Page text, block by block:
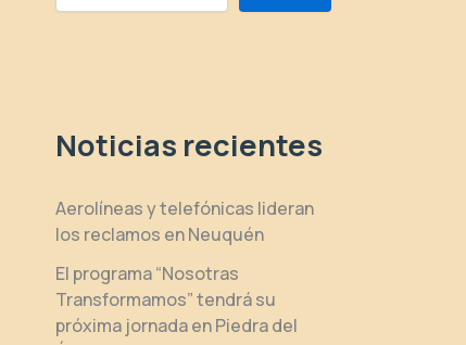
Noticias recientes
Aerolíneas y telefónicas lideran
los reclamos en Neuquén
El programa “Nosotras
Transformamos” tendrá su
próxima jornada en Piedra del